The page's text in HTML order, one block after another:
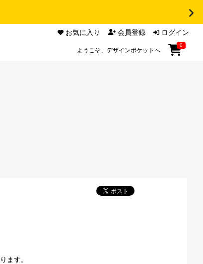
お気に入り 会員登録 ログイン
ようこそ、デザインポケットへ
0
ます。